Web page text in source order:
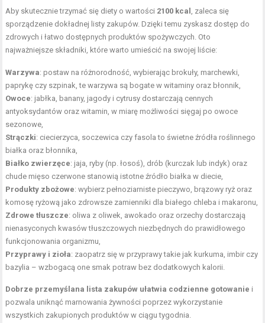
Aby skutecznie trzymać się diety o wartości 2100 kcal
, zaleca się
sporządzenie dokładnej listy zakupów. Dzięki temu zyskasz dostęp do
zdrowych i łatwo dostępnych produktów spożywczych. Oto
najważniejsze składniki, które warto umieścić na swojej liście:
Warzywa: postaw na różnorodność, wybierając brokuły, marchewki,
paprykę czy szpinak, te warzywa są bogate w witaminy oraz błonnik,
Owoce: jabłka, banany, jagody i cytrusy dostarczają cennych
antyoksydantów oraz witamin, w miarę możliwości sięgaj po owoce
sezonowe,
Strączki: ciecierzyca, soczewica czy fasola to świetne źródła roślinnego
białka oraz błonnika,
Białko zwierzęce: jaja, ryby (np. łosoś), drób (kurczak lub indyk) oraz
chude mięso czerwone stanowią istotne źródło białka w diecie
Produkty zbożowe: wybierz pełnoziarniste pieczywo, brązowy ryż oraz
komosę ryżową jako zdrowsze zamienniki dla białego chleba i makaronu,
Zdrowe tłuszcze: oliwa z oliwek, awokado oraz orzechy dostarczają
nienasyconych kwasów tłuszczowych niezbędnych do prawidłowego
funkcjonowania organizmu,
Przyprawy i zioła: zaopatrz się w przyprawy takie jak kurkuma, imbir czy
bazylia – wzbogacą one smak potraw bez dodatkowych kalorii.
Dobrze przemyślana lista zakupów ułatwia codzienne gotowanie i
pozwala uniknąć marnowania żywności poprzez wykorzystanie
wszystkich zakupionych produktów w ciągu tygodnia.